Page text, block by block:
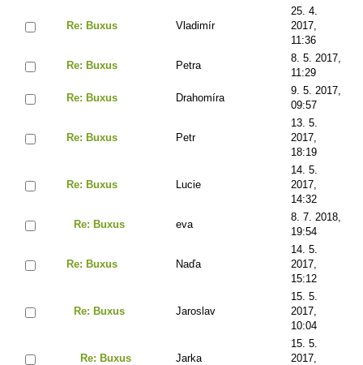
Re: Buxus Vladimír
25. 4.
2017,
11:36
Re: Buxus Petra
8. 5. 2017,
11:29
Re: Buxus Drahomíra
9. 5. 2017,
09:57
Re: Buxus Petr
13. 5.
2017,
18:19
Re: Buxus Lucie
14. 5.
2017,
14:32
Re: Buxus eva
8. 7. 2018,
19:54
Re: Buxus Naďa
14. 5.
2017,
15:12
Re: Buxus Jaroslav
15. 5.
2017,
10:04
Re: Buxus Jarka
15. 5.
2017,